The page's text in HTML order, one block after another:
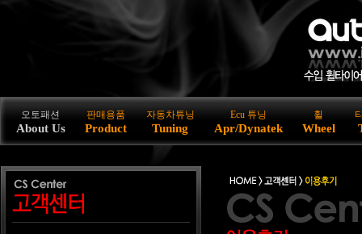
오토패션
About Us
판매용품
Product
자동차튜닝
Tuning
Ecu 튜닝
Apr/Dynatek
휠
Wheel